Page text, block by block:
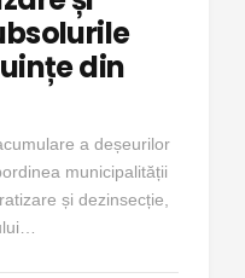
din
a deșeurilor
municipalității
și dezinsecție,